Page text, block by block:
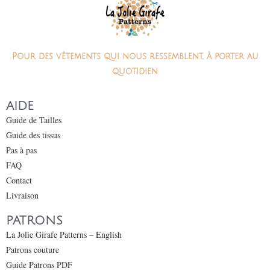
Pour des vêtements qui nous ressemblent, à porter au
quotidien
AIDE
Guide de Tailles
Guide des tissus
Pas à pas
FAQ
Contact
Livraison
PATRONS
La Jolie Girafe Patterns – English
Patrons couture
Guide Patrons PDF